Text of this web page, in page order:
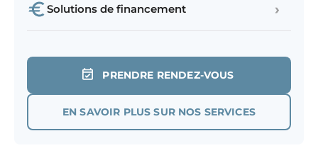
Solutions de financement ›
PRENDRE RENDEZ-VOUS
EN SAVOIR PLUS SUR NOS SERVICES